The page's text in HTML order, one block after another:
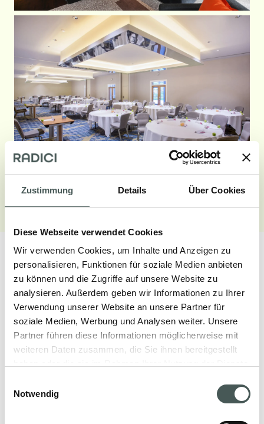
Zustimmung Details Über Cookies
Diese Webseite verwendet Cookies
Wir verwenden Cookies, um Inhalte und Anzeigen zu
personalisieren, Funktionen für soziale Medien anbieten
zu können und die Zugriffe auf unsere Website zu
analysieren. Außerdem geben wir Informationen zu Ihrer
Verwendung unserer Website an unsere Partner für
soziale Medien, Werbung und Analysen weiter. Unsere
Partner führen diese Informationen möglicherweise mit
weiteren Daten zusammen, die Sie ihnen bereitgestellt
Notwendig
Unsere Produkte
Entdecken Sie unsere textilen Bodenbeläge
für den Objekt- und Wohnbereich und